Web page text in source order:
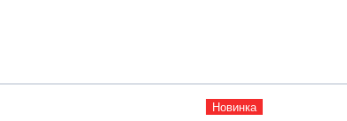
Новинка